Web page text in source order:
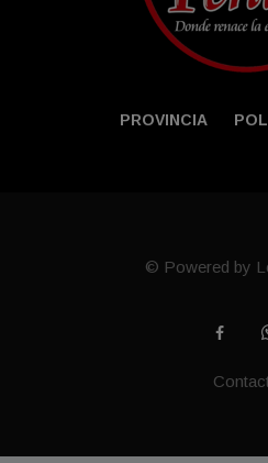
PROVINCIA
© Powered by